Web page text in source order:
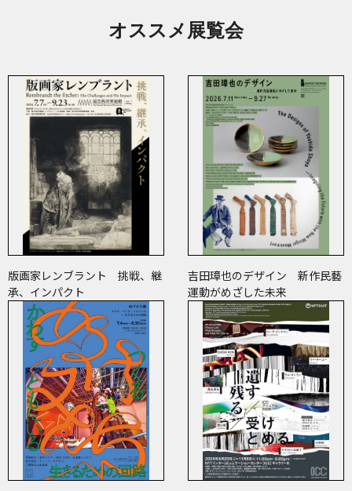
オススメ展覧会
版画家レンブラント 挑戦、継
承、インパクト
吉田璋也のデザイン 新作民藝
運動がめざした未来